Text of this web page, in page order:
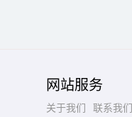
网站服务
关于我们 联系我们